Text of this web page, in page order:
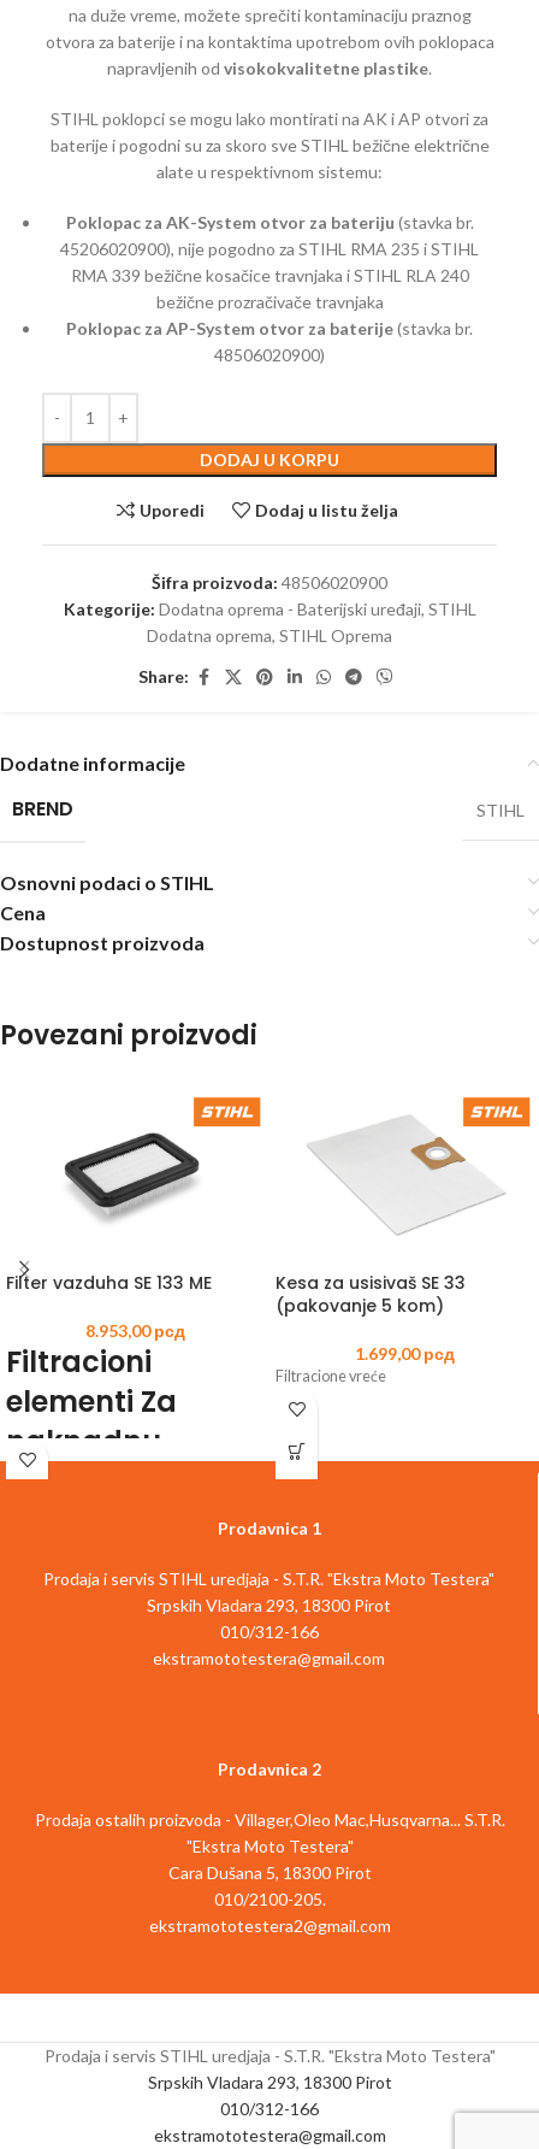
na duže vreme, možete sprečiti kontaminaciju praznog
otvora za baterije i na kontaktima upotrebom ovih poklopaca
napravljenih od visokokvalitetne plastike.
STIHL poklopci se mogu lako montirati na AK i AP otvori za
baterije i pogodni su za skoro sve STIHL bežične električne
alate u respektivnom sistemu:
Poklopac za AK-System otvor za bateriju (stavka br.
45206020900), nije pogodno za STIHL RMA 235 i STIHL
RMA 339 bežične kosačice travnjaka i STIHL RLA 240
bežične prozračivače travnjaka
Poklopac za AP-System otvor za baterije(stavka br.
48506020900)
DODAJ U KORPU
Uporedi Dodaj u listu želja
Šifra proizvoda: 48506020900
Kategorije: Dodatna oprema - Baterijski uređaji, STIHL
Dodatna oprema, STIHL Oprema
Share:
Dodatne informacije
BREND STIHL
Osnovni podaci o STIHL
Cena
Dostupnost proizvoda
Povezani proizvodi
Filter vazduha SE 133 ME
8.953,00рсд
Filtracioni
elementi Za
naknadnu
ugradnju ili
prašine M, sa mogućnošću pranja za SE
133 ME Br. artikla 4786 703 5902
Kesa za usisivaš SE 33
(pakovanje 5 kom)
1.699,00рсд
Filtracione vreće
Prodavnica 1
Prodaja i servis STIHL uredjaja - S.T.R. "Ekstra Moto Testera"
Srpskih Vladara 293, 18300 Pirot
010/312-166
ekstramototestera@gmail.com
Prodavnica 2
Prodaja ostalih proizvoda - Villager,Oleo Mac,Husqvarna... S.T.R.
"Ekstra Moto Testera"
Cara Dušana 5, 18300 Pirot
010/2100-205.
ekstramototestera2@gmail.com
Prodaja i servis STIHL uredjaja - S.T.R. "Ekstra Moto Testera"
Srpskih Vladara 293, 18300 Pirot
010/312-166
ekstramototestera@gmail.com